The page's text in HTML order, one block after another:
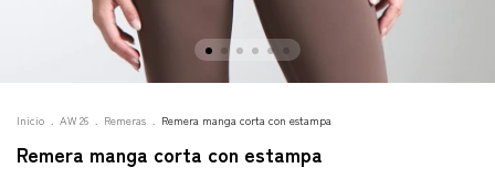
Inicio . AW 26 . Remeras . Remera manga corta con estampa
Remera manga corta con estampa